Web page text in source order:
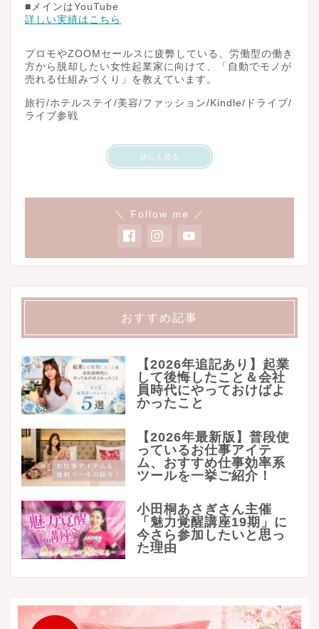
■メインはYouTube
詳しい実績はこちら
プロモやZOOMセールスに疲弊している、労働型の働き
方から脱却したい女性起業家に向けて、「自動でモノが
売れる仕組みづくり」を教えています。
旅行/ホテルステイ/美容/ファッション/Kindle/ドライブ/
ライブ参戦
詳しく見る
＼ Follow me ／
おすすめ記事
【2026年追記あり】起業
して後悔したこと＆会社
員時代にやっておけばよ
かったこと
【2026年最新版】普段使
っているお仕事アイテ
ム、おすすめ仕事効率系
ツールを一挙ご紹介！
小田桐あさぎさん主催
「魅力覚醒講座19期」に
今さら参加したいと思っ
た理由